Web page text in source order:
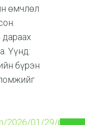
өмчлөл
Үүнд:
бүрэн
2026/01/29/